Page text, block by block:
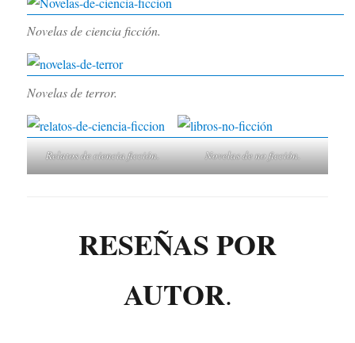
Novelas de ciencia ficción.
Novelas de terror.
Relatos de ciencia ficción. Novelas de no ficción.
RESEÑAS POR
AUTOR.